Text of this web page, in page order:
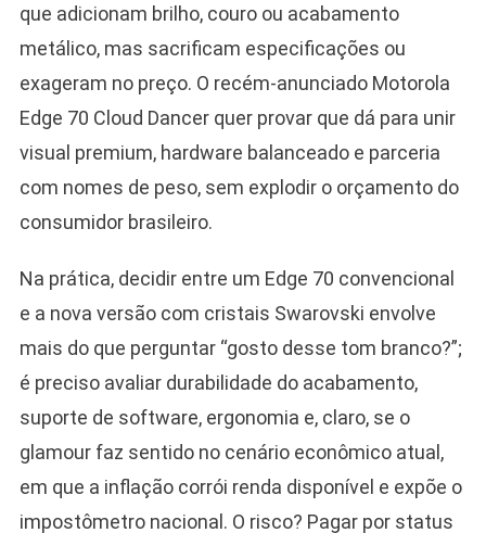
que adicionam brilho, couro ou acabamento
metálico, mas sacrificam especificações ou
exageram no preço. O recém-anunciado Motorola
Edge 70 Cloud Dancer quer provar que dá para unir
visual premium, hardware balanceado e parceria
com nomes de peso, sem explodir o orçamento do
consumidor brasileiro.
Na prática, decidir entre um Edge 70 convencional
e a nova versão com cristais Swarovski envolve
mais do que perguntar “gosto desse tom branco?”;
é preciso avaliar durabilidade do acabamento,
suporte de software, ergonomia e, claro, se o
glamour faz sentido no cenário econômico atual,
em que a inflação corrói renda disponível e expõe o
impostômetro nacional. O risco? Pagar por status